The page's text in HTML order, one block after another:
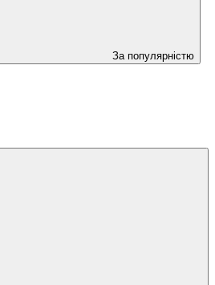
За популярністю